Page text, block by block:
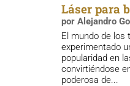
Láser para
por Alejandro
El mundo de los
experimentado
popularidad en
convirtiéndose
poderosa de...